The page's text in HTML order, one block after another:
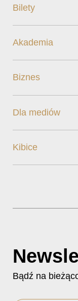
Bilety
Akademia
Biznes
Dla mediów
Kibice
Bądź na